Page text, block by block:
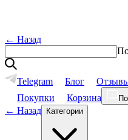
← Назад
Telegram Блог
Покупки
Корзина
← Назад Категории